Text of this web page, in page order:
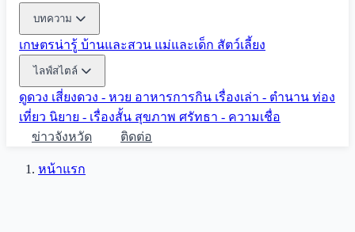
บทความ
เกษตรน่ารู้ บ้านและสวน แม่และเด็ก สัตว์เลี้ยง
ไลฟ์สไตล์
ดูดวง เสี่ยงดวง - หวย อาหารการกิน เรื่องเล่า - ตำนาน ท่อง
เที่ยว นิยาย - เรื่องสั้น สุขภาพ ศรัทธา - ความเชื่อ
ข่าวจังหวัด
ติดต่อ
หน้าแรก